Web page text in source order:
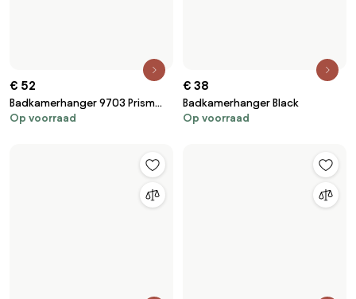
€ 52
Badkamerhanger 9703 Prism
Brush Gold
Op voorraad
€ 38
Badkamerhanger Black
Op voorraad